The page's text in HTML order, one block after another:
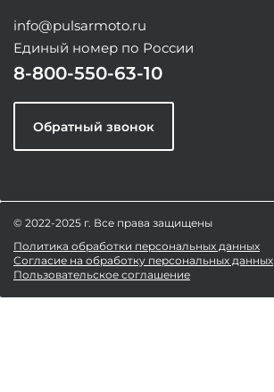
info@pulsarmoto.ru
Единый номер по России
8-800-550-63-10
Обратный звонок
© 2022-2025 г. Все права защищены
Политика обработки персональных данных
Согласие на обработку персональных данных
Пользовательское соглашение